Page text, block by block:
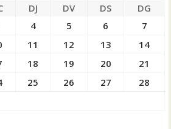
DJ DV DS
DG
4 5 6
7
11 12 13
14
18 19 20
21
25 26 27
28